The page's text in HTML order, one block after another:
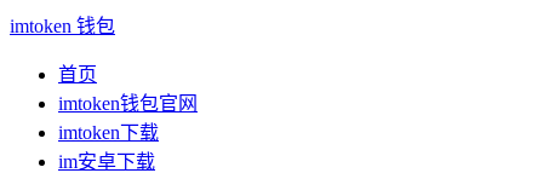
imtoken 钱包
首页
imtoken钱包官网
imtoken下载
im安卓下载